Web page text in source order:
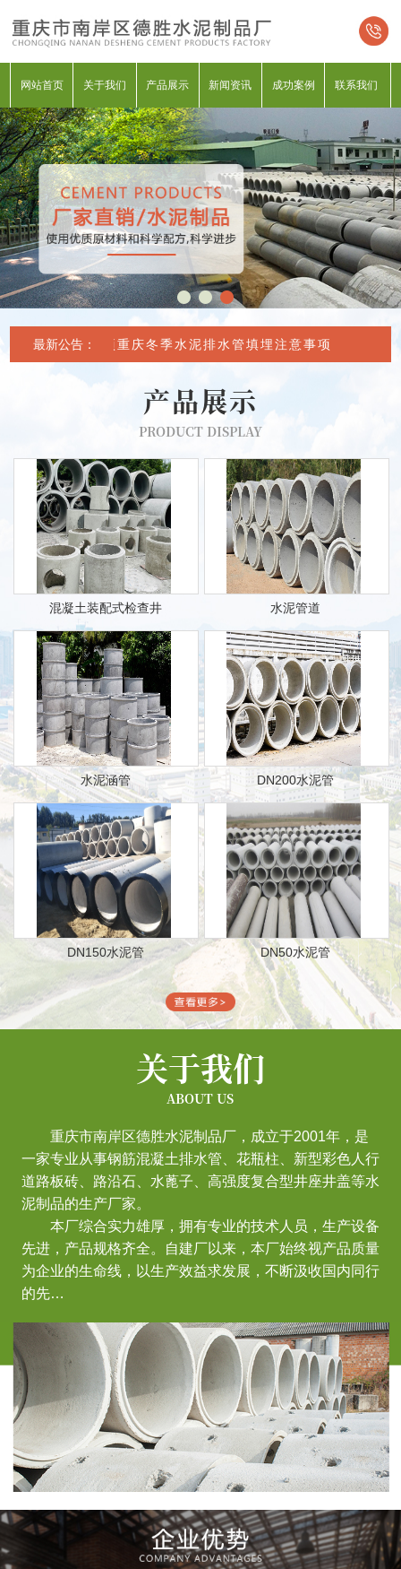
网站首页 关于我们 产品展示 新闻资讯 成功案例 联系我们
最新公告： 重庆冬季水泥排水管填埋注意事项重庆冬季水
产品展示
PRODUCT DISPLAY
混凝土装配式检查井 水泥管道
水泥涵管 DN200水泥管
DN150水泥管 DN50水泥管
关于我们
ABOUT US
重庆市南岸区德胜水泥制品厂，成立于2001年，是
一家专业从事钢筋混凝土排水管、花瓶柱、新型彩色人行
道路板砖、路沿石、水蓖子、高强度复合型井座井盖等水
泥制品的生产厂家。
本厂综合实力雄厚，拥有专业的技术人员，生产设备
先进，产品规格齐全。自建厂以来，本厂始终视产品质量
为企业的生命线，以生产效益求发展，不断汲收国内同行
的先…